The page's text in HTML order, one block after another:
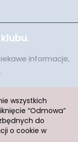
informacje,
wszystkich
“Odmowa”
do
o cookie w